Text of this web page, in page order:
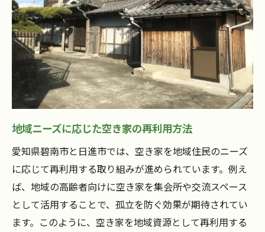
空き家活用による地域の魅力向上
安全性の向上を目指した空き家の管理
碧南市と日進市の革新的な空き家プロジェ
クト
空き家問題から地域資産へ愛知県碧南市と日進
市の実例に学ぶ
空き家の有効活用がもたらす地域資産化
行政と住民が一体となった取り組み
空き家プロジェクトの成功要因
地域資産としての空き家の価値向上
実例から見る空き家の地域活性化効果
地域ニーズに応じた空き家の再利用方法
愛知県碧南市と日進市では、空き家を地域住民のニーズ
に応じて再利用する取り組みが進められています。例え
ば、地域の高齢者向けに空き家を集会所や交流スペース
として活用することで、孤立を防ぐ効果が期待されてい
ます。このように、空き家を地域資源として再利用する